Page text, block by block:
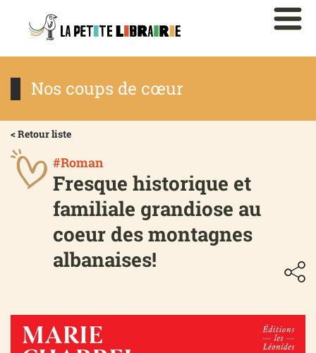
Nos coups de cœur
< Retour liste
#Roman
Fresque historique et
familiale grandiose au
coeur des montagnes
albanaises!